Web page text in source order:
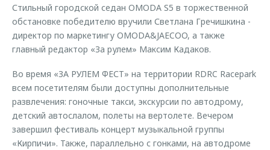
Стильный городской седан OMODA S5 в торжественной
обстановке победителю вручили Светлана Гречишкина -
директор по маркетингу OMODA&JAECOO, а также
главный редактор «За рулем» Максим Кадаков.
Во время «ЗА РУЛЕМ ФЕСТ» на территории RDRC Racepark
всем посетителям были доступны дополнительные
развлечения: гоночные такси, экскурсии по автодрому,
детский автослалом, полеты на вертолете. Вечером
завершил фестиваль концерт музыкальной группы
«Кирпичи». Также, параллельно с гонками, на автодроме